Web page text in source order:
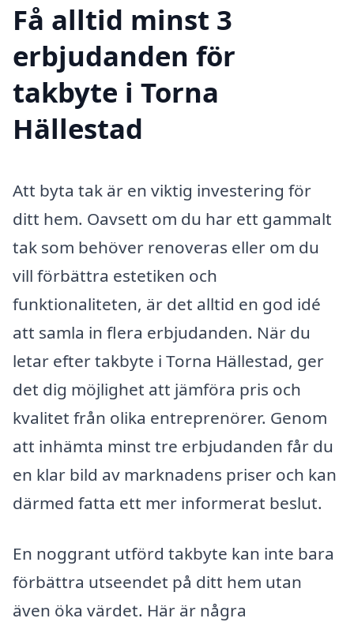
Få alltid minst 3
erbjudanden för
takbyte i Torna
Hällestad
Att byta tak är en viktig investering för
ditt hem. Oavsett om du har ett gammalt
tak som behöver renoveras eller om du
vill förbättra estetiken och
funktionaliteten, är det alltid en god idé
att samla in flera erbjudanden. När du
letar efter takbyte i Torna Hällestad, ger
det dig möjlighet att jämföra pris och
kvalitet från olika entreprenörer. Genom
att inhämta minst tre erbjudanden får du
en klar bild av marknadens priser och kan
därmed fatta ett mer informerat beslut.
En noggrant utförd takbyte kan inte bara
förbättra utseendet på ditt hem utan
även öka värdet. Här är några